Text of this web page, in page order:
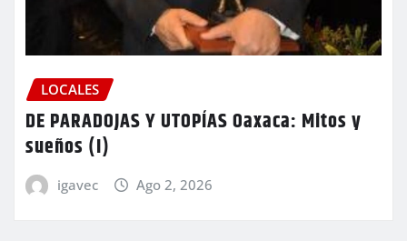
LOCALES
DE PARADOJAS Y UTOPÍAS Oaxaca: Mitos y
sueños (I)
igavec Ago 2, 2026